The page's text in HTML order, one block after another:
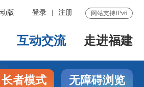
网站支持IPv6
登录 注册
版
互动交流 走进福建
长者模式 无障碍浏览